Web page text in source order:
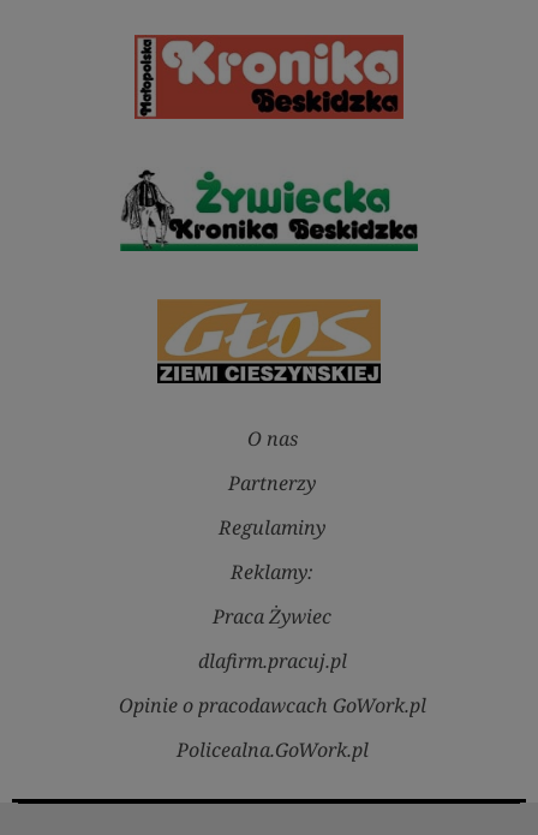
O nas
Partnerzy
Regulaminy
Reklamy:
Praca Żywiec
dlafirm.pracuj.pl
Opinie o pracodawcach GoWork.pl
Policealna.GoWork.pl